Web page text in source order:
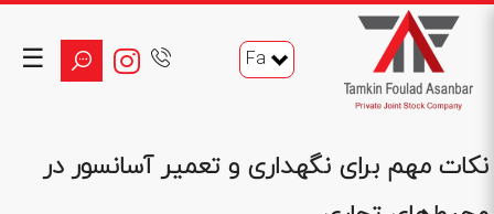
☰ Fa
نکات مهم برای نگهداری و تعمیر آسانسور در